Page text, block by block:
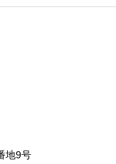
地9号